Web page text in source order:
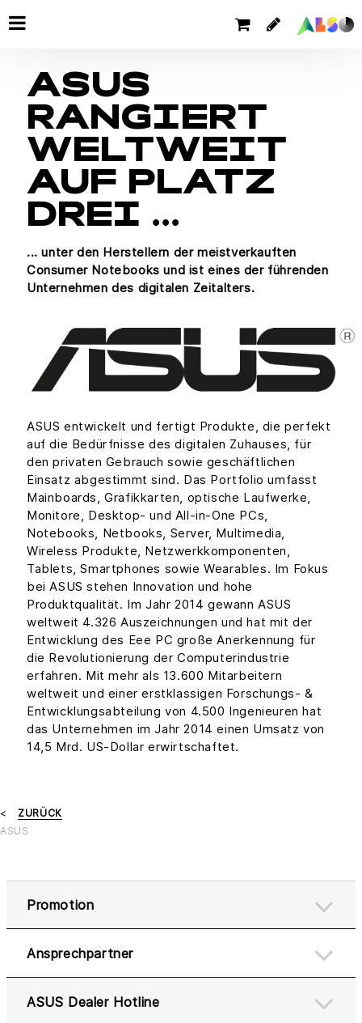
ASUS
RANGIERT
WELTWEIT
AUF PLATZ
DREI ...
... unter den Herstellern der meistverkauften
Consumer Notebooks und ist eines der führenden
Unternehmen des digitalen Zeitalters.
ASUS entwickelt und fertigt Produkte, die perfekt
auf die Bedürfnisse des digitalen Zuhauses, für
den privaten Gebrauch sowie geschäftlichen
Einsatz abgestimmt sind. Das Portfolio umfasst
Mainboards, Grafikkarten, optische Laufwerke,
Monitore, Desktop- und All-in-One PCs,
Notebooks, Netbooks, Server, Multimedia,
Wireless Produkte, Netzwerkkomponenten,
Tablets, Smartphones sowie Wearables. Im Fokus
bei ASUS stehen Innovation und hohe
Produktqualität. Im Jahr 2014 gewann ASUS
weltweit 4.326 Auszeichnungen und hat mit der
Entwicklung des Eee PC große Anerkennung für
die Revolutionierung der Computerindustrie
erfahren. Mit mehr als 13.600 Mitarbeitern
weltweit und einer erstklassigen Forschungs- &
Entwicklungsabteilung von 4.500 Ingenieuren hat
das Unternehmen im Jahr 2014 einen Umsatz von
14,5 Mrd. US-Dollar erwirtschaftet.
ZURÜCK
ASUS
Promotion
Ansprechpartner
ASUS Dealer Hotline